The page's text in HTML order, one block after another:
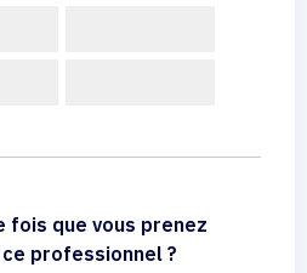
fois que vous prenez
professionnel ?